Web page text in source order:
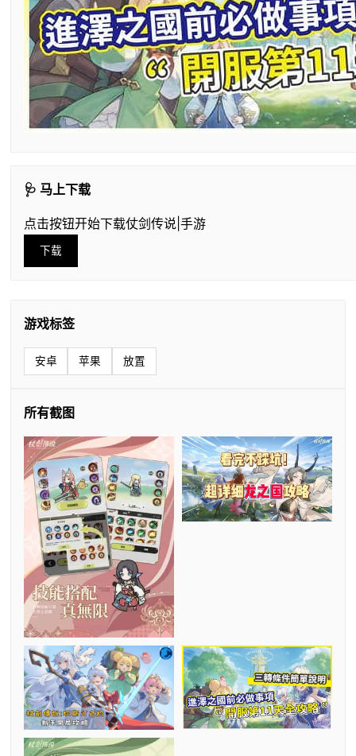
🩺 马上下载
点击按钮开始下载仗剑传说|手游
下载
游戏标签
安卓 苹果 放置
所有截图